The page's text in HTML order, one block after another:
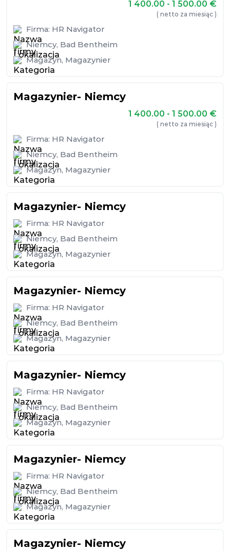
1 400.00 - 1 500.00 €
( netto za miesiąc )
Firma: HR Navigator
Niemcy, Bad Bentheim
Magazyn, Magazynier
Magazynier- Niemcy
1 400.00 - 1 500.00 €
( netto za miesiąc )
Firma: HR Navigator
Niemcy, Bad Bentheim
Magazyn, Magazynier
Magazynier- Niemcy
Firma: HR Navigator
Niemcy, Bad Bentheim
Magazyn, Magazynier
Magazynier- Niemcy
Firma: HR Navigator
Niemcy, Bad Bentheim
Magazyn, Magazynier
Magazynier- Niemcy
Firma: HR Navigator
Niemcy, Bad Bentheim
Magazyn, Magazynier
Magazynier- Niemcy
Firma: HR Navigator
Niemcy, Bad Bentheim
Magazyn, Magazynier
Magazynier- Niemcy